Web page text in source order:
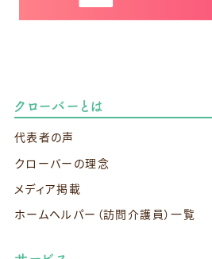
クローバーとは
代表者の声
クローバーの理念
メディア掲載
ホームヘルパー（訪問介護員）一覧